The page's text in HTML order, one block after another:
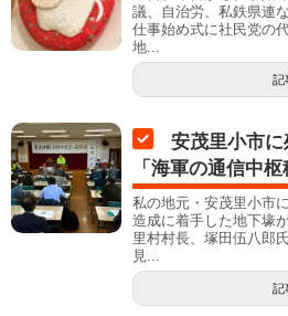
議、自治労、私鉄県連
仕事始め式に社民党の
地...
記
安茂里小市
「海軍の通信中
私の地元・安茂里小市
造成に着手した地下壕
里村村長、塚田伍八郎
見...
記